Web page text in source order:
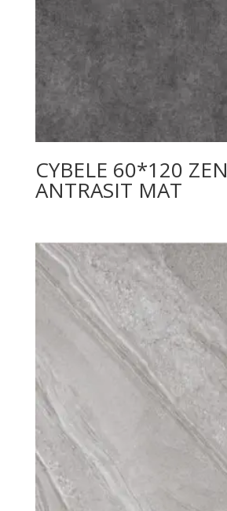
CYBELE 60*120 ZEN
ANTRASIT MAT